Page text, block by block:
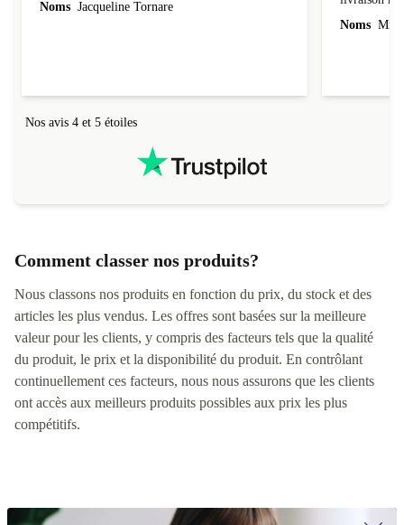
Il est parfait
Comment classer nos produits?
Nous classons nos produits en fonction du prix, du stock et des
articles les plus vendus. Les offres sont basées sur la meilleure
valeur pour les clients, y compris des facteurs tels que la qualité
du produit, le prix et la disponibilité du produit. En contrôlant
continuellement ces facteurs, nous nous assurons que les clients
ont accès aux meilleurs produits possibles aux prix les plus